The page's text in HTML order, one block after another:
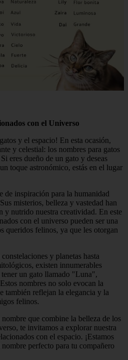
con el Universo
y el espacio! En esta ocasión,
y celestial: los nombres para gatos
eres dueño de un gato y deseas
toque astronómico, estás en el lugar
de inspiración para la humanidad
misterios, belleza y vastedad han
y nutrido nuestra creatividad. En este
con el universo pueden ser una
queridos felinos, ya que les otorgan
y planetas hasta
existen innumerables
un gato llamado "Luna",
nombres no solo evocan la
también reflejan la elegancia y la
felinos.
que combine la belleza de los
te invitamos a explorar nuestra
con el espacio. ¡Estamos
perfecto para tu compañero